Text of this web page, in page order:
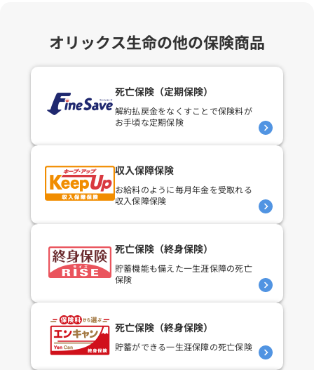
オリックス生命の他の保険商品
死亡保険（定期保険）
解約払戻金をなくすことで保険料が
お手頃な定期保険
収入保障保険
お給料のように毎月年金を受取れる
収入保障保険
死亡保険（終身保険）
貯蓄機能も備えた一生涯保障の死亡
保険
死亡保険（終身保険）
貯蓄ができる一生涯保障の死亡保険